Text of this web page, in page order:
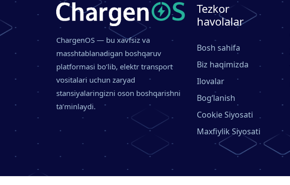
ChargenOS — bu xavfsiz va
masshtablanadigan boshqaruv
platformasi bo‘lib, elektr transport
vositalari uchun zaryad
stansiyalaringizni oson boshqarishni
ta’minlaydi.
Tezkor
havolalar
Bosh sahifa
Biz haqimizda
Ilovalar
Bog‘lanish
Cookie Siyosati
Maxfiylik Siyosati